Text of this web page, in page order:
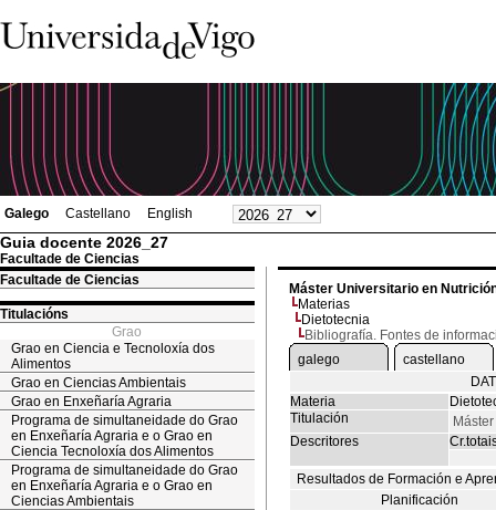
Galego Castellano English
Guia docente 2026_27
Facultade de Ciencias
Facultade de Ciencias
Titulacións
Grao
Grao en Ciencia e Tecnoloxía dos
Alimentos
Grao en Ciencias Ambientais
Grao en Enxeñaría Agraria
Programa de simultaneidade do Grao
en Enxeñaría Agraria e o Grao en
Ciencia Tecnoloxía dos Alimentos
Programa de simultaneidade do Grao
en Enxeñaría Agraria e o Grao en
Ciencias Ambientais
Máster Universitario en
Materias
Dietotecnia
Bibliografía. Fontes de
galego
castellano
Materia
Titulación
Descritores
Resultados de Formación e
Planificación